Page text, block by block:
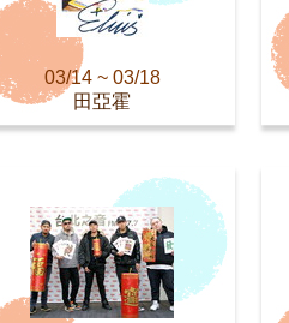
03/14 ~ 03/18
田亞霍